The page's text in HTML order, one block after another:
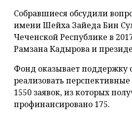
Собравшиеся обсудили
имени Шейха Зайеда Бин
Чеченской Республике в
Рамзана Кадырова и
Фонд оказывает поддержку
реализовать
1550 заявок, из которых
профинансировано 175.